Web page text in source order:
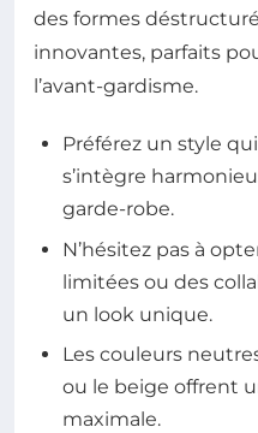
des formes
innovantes, parfaits
l’avant-gardisme.
Préférez un style
s’intègre
garde-robe.
N’hésitez pas à
limitées ou des
un look unique.
Les couleurs
ou le beige offrent
maximale.